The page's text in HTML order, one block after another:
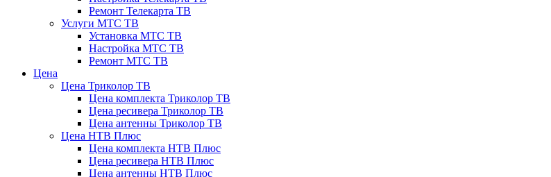
Ремонт Телекарта ТВ
Услуги МТС ТВ
Установка МТС ТВ
Настройка МТС ТВ
Ремонт МТС ТВ
Цена
Цена Триколор ТВ
Цена комплекта Триколор ТВ
Цена ресивера Триколор ТВ
Цена антенны Триколор ТВ
Цена НТВ Плюс
Цена комплекта НТВ Плюс
Цена ресивера НТВ Плюс
Цена антенны НТВ Плюс